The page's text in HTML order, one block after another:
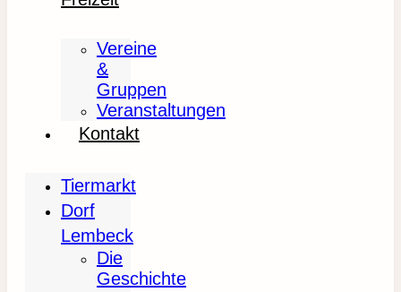
Vereine
&
Gruppen
Veranstaltungen
Kontakt
Tiermarkt
Dorf
Lembeck
Die
Geschichte